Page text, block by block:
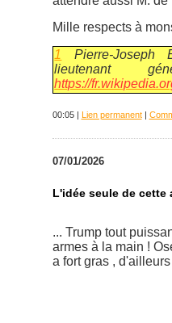
Mille respects à
1 Pierre-Joseph
lieutenant
https://
00:05 | Lien permanent|
07/01/2026
L'idée seule de cette
... Trump tout
armes à la main !
a fort gras , d'ailleurs